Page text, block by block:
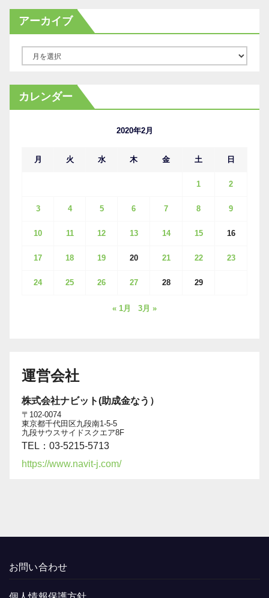
アーカイブ
カ
イ
カレンダー
2020年2月
月 火 水 木 金 土 日
1 2
3 4 5 6 7 8 9
10 11 12 13 14 15 16
17 18 19 20 21 22 23
24 25 26 27 28 29
« 1月 3月 »
運営会社
株式会社ナビット(助成金なう）
〒102-0074
東京都千代田区九段南1-5-5
九段サウスサイドスクエア8F
TEL：03-5215-5713
https://www.navit-j.com/
お問い合わせ